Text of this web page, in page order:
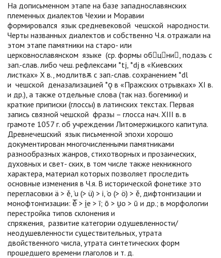
На дописьменном этапе на базе западнославянских
племенных диалектов Чехии и Моравии
формировался язык средневековой чешской народности.
Черты названных диалектов и собственно Ч.я. отражали на
этом этапе памятники на старо- или
церковнославянском языке (ср. формы обцни, подазь с
зап.-слав. либо чеш. рефлексами *tj, *dj в «Киевских
листках» X в., модлитвѫ с зап.-слав. сохранением *dl
и чешской деназализацией *ǫ в «Пражских отрывках» XI в.
и др.), а также отдельные слова (так наз. богемики) и
краткие приписки (глоссы) в латинских текстах. Первая
запись связной чешской фразы – глосса нач. XIII в. в
грамоте 1057 г. об учреждении Литомержицкого капитула.
Древнечешский язык письменной эпохи хорошо
документирован многочисленными памятниками
разнообразных жанров, стихотворных и прозаических,
духовных и свет- ских, в том числе также некнижного
характера, материал которых позволяет проследить
основные изменения в Ч.я. В исторической фонетике это
перегласовки ä > ě, ’u (> ü) > i, ’o (> ö) > ě, дифтонгизации и
монофтонгизации: ě̅ > i̭e > ī; ō > u̯o > ū и др.; в морфологии
перестройка типов склонения и
спряжения, развитие категории одушевленности/
неодушевленности существительных, утрата
двойственного числа, утрата синтетических форм
прошедшего времени глаголов и т. д.